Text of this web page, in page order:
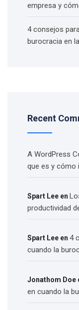
empresa y
4 consejos
burocracia en
Recent
A WordPress
que es y cómo
Spart Lee en
productividad
Spart Lee en 4
cuando la
Jonathom Doe
en cuando la